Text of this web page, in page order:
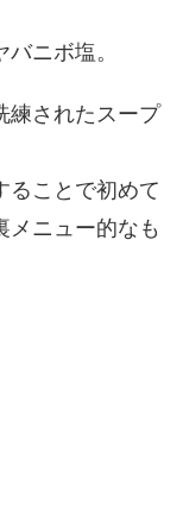
ニボ塩。
練されたスープ
ることで初めて
メニュー的なも